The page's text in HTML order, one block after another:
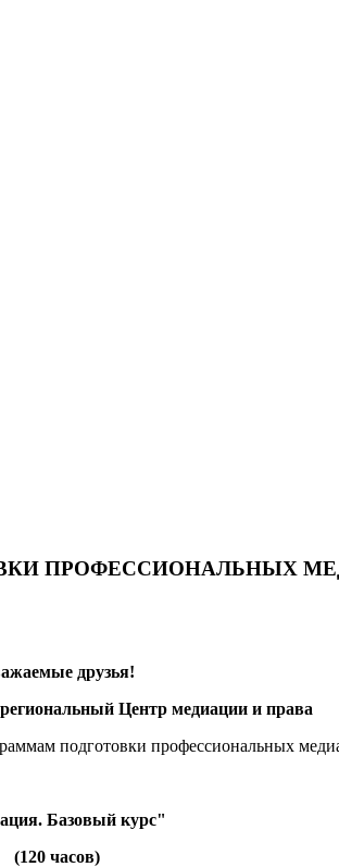
ПРОФЕССИОНАЛЬНЫХ
друзья!
Центр медиации и права
подготовки профессиональных
Базовый курс"
(120 часов)